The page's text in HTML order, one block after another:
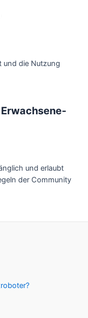
und die Nutzung
und erlaubt
der Community